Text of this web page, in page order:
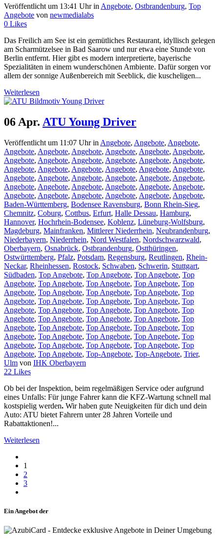
Veröffentlicht um 13:41 Uhrin Angebote, Ostbrandenburg, Top
Angebote von newmedialabs
0 Likes
Das Freilich am See ist ein gemütliches Restaurant, idyllisch gelegen
am Scharmützelsee in Bad Saarow und nur etwa eine Stunde von
Berlin entfernt. Hier gibt es modern interpretierte, bayerische
Spezialitäten in einem wunderschönen Ambiente. Dafür sorgen vor
allem der sonnige Außenbereich mit Seeblick, die kuscheligen...
Weiterlesen
06 Apr. ATU Young Driver
Veröffentlicht um 11:07 Uhrin Angebote, Angebote, Angebote,
Angebote, Angebote, Angebote, Angebote, Angebote, Angebote,
Angebote, Angebote, Angebote, Angebote, Angebote, Angebote,
Angebote, Angebote, Angebote, Angebote, Angebote, Angebote,
Angebote, Angebote, Angebote, Angebote, Angebote, Angebote,
Angebote, Angebote, Angebote, Angebote, Angebote, Angebote,
Angebote, Angebote, Angebote, Angebote, Angebote, Angebote,
Baden-Württemberg, Bodensee Ravensburg, Bonn Rhein-Sieg,
Chemnitz, Coburg, Cottbus, Erfurt, Halle Dessau, Hamburg,
Hannover, Hochrhein-Bodensee, Koblenz, Lüneburg-Wolfsburg,
Magdeburg, Mainfranken, Mittlerer Niederrhein, Neubrandenburg,
Niederbayern, Niederrhein, Nord Westfalen, Nordschwarzwald,
Oberbayern, Osnabrück, Ostbrandenburg, Ostthüringen,
Ostwürttemberg, Pfalz, Potsdam, Regensburg, Reutlingen, Rhein-
Neckar, Rheinhessen, Rostock, Schwaben, Schwerin, Stuttgart,
Südbaden, Top Angebote, Top Angebote, Top Angebote, Top
Angebote, Top Angebote, Top Angebote, Top Angebote, Top
Angebote, Top Angebote, Top Angebote, Top Angebote, Top
Angebote, Top Angebote, Top Angebote, Top Angebote, Top
Angebote, Top Angebote, Top Angebote, Top Angebote, Top
Angebote, Top Angebote, Top Angebote, Top Angebote, Top
Angebote, Top Angebote, Top Angebote, Top Angebote, Top
Angebote, Top Angebote, Top Angebote, Top Angebote, Top
Angebote, Top Angebote, Top Angebote, Top Angebote, Top
Angebote, Top Angebote, Top-Angebote, Top-Angebote, Trier,
Ulm von IHK Oberbayern
22 Likes
Ob bei der Inspektion, beim regelmäßigen Service oder aufgrund
eines Unfalls: Für junge Fahrer kann die KFZ-Wartung schnell mal
kostspielig werden. Wir haben gute Neuigkeiten für dich und dein
Auto: ATU bietet Fahrern unter 28 Jahren Vorteile und
Rabattaktionen!...
Weiterlesen
1
2
3
Ein Angebot der